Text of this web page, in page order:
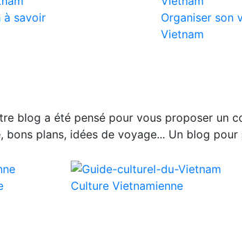
à savoir
Organiser son
Vietnam
blog a été pensé pour vous proposer un
plans, idées de voyage... Un blog
Culture Vietnamienne